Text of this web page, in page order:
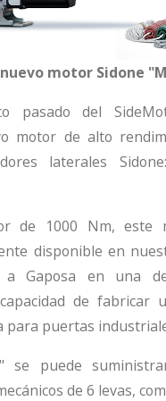
motor Sidone
pasado del
motor de alto
laterales
de 1000 Nm, este
disponible en
Gaposa en una
de fabricar
puertas
se puede
de 6 levas,